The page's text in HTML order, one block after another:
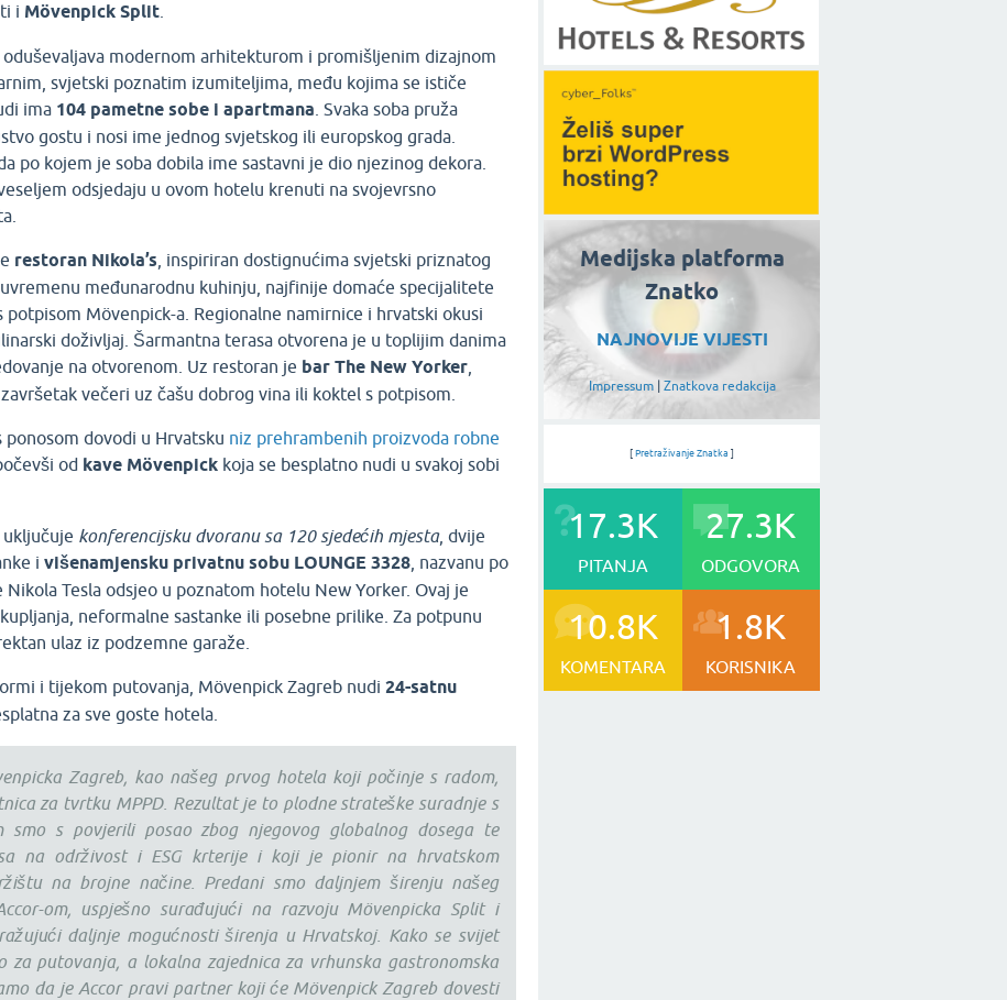
i Mövenpick Split
modernom arhitekturom i promišljenim dizajnom
svjetski poznatim izumiteljima, među kojima se ističe
ima 104 pametne sobe i apartmana . Svaka soba pruža
gostu i nosi ime jednog svjetskog ili europskog grada.
po kojem je soba dobila ime sastavni je dio njezinog dekora.
odsjedaju u ovom hotelu krenuti na svojevrsno
restoran Nikola’s , inspiriran dostignućima svjetski priznatog
međunarodnu kuhinju, najfinije domaće specijalitete
potpisom Mövenpick-a. Regionalne namirnice i hrvatski okusi
doživljaj. Šarmantna terasa otvorena je u toplijim danima
na otvorenom. Uz restoran je bar The New Yorker
večeri uz čašu dobrog vina ili koktel s potpisom.
ponosom dovodi u Hrvatsku niz prehrambenih proizvoda robne
počevši od kave Mövenpick koja se besplatno nudi u svakoj sobi
uključuje konferencijsku dvoranu sa 120 sjedećih mjesta, dvije
ivišenamjensku privatnu sobu LOUNGE 3328 , nazvanu po
Nikola Tesla odsjeo u poznatom hotelu New Yorker. Ovaj je
neformalne sastanke ili posebne prilike. Za potpunu
ulaz iz podzemne garaže.
i tijekom putovanja, Mövenpick Zagreb nudi24-satnu
za sve goste hotela.
Zagreb, kao našeg prvog hotela koji počinje s radom,
za tvrtku MPPD. Rezultat je to plodne strateške suradnje s
smo s povjerili posao zbog njegovog globalnog dosega te
na održivost i ESG krterije i koji je pionir na hrvatskom
na brojne načine. Predani smo daljnjem širenju našeg
om, uspješno surađujući na razvoju Mövenpicka Split i
daljnje mogućnosti širenja u Hrvatskoj. Kako se svijet
za putovanja, a lokalna zajednica za vrhunska gastronomska
da je Accor pravi partner koji će Mövenpick Zagreb dovesti
Medijska platforma
Znatko
NAJNOVIJE VIJESTI
Impressum| Znatkova redakcija
[ Pretraživanje Znatka ]
17.3K
PITANJA
27.3K
ODGOVORA
10.8K
KOMENTARA
1.8K
KORISNIKA